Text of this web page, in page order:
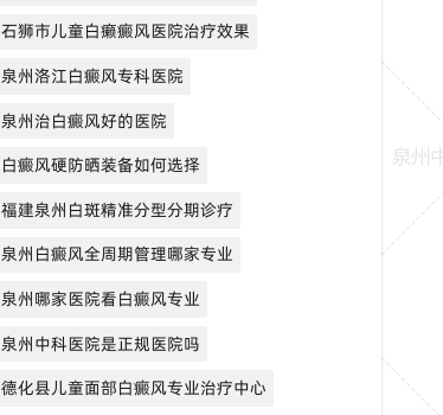
石狮市儿童白癞癜风医院治疗效果
泉州洛江白癜风专科医院
泉州治白癜风好的医院
白癜风硬防晒装备如何选择
福建泉州白斑精准分型分期诊疗
泉州白癜风全周期管理哪家专业
泉州哪家医院看白癜风专业
泉州中科医院是正规医院吗
德化县儿童面部白癜风专业治疗中心